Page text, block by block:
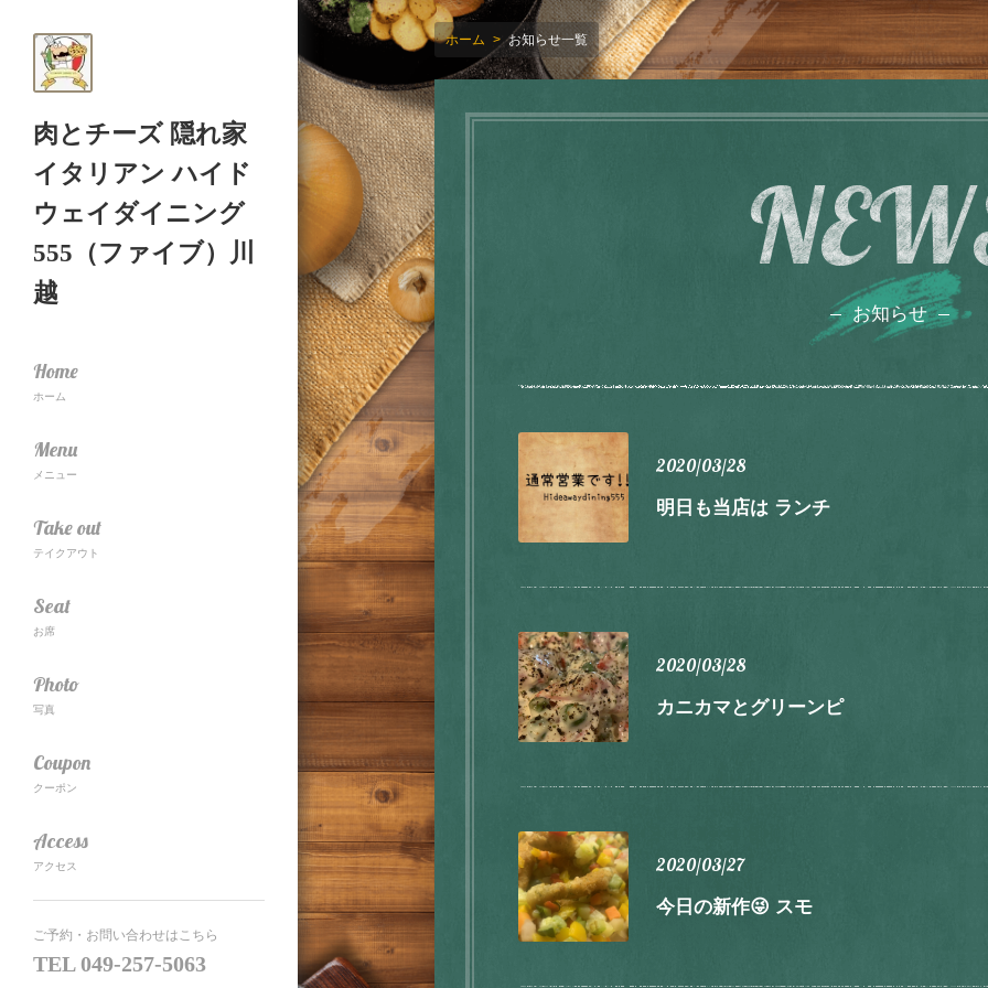
肉とチーズ 隠れ家
イタリアン ハイド
ウェイダイニング
555（ファイブ）川
越
Home
ホーム
Menu
メニュー
Take out
テイクアウト
Seat
お席
Photo
写真
Coupon
クーポン
Access
アクセス
ご予約・お問い合わせはこちら
TEL049-257-5063
ホーム お知らせ一覧
お知らせ
2020/03/28
明日も当店は ランチ
2020/03/28
カニカマとグリーンピ
2020/03/27
今日の新作😜 スモ